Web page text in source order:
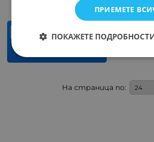
бр.
На страница по:
ПРИЕМЕТЕ
ПОКАЖЕТЕ